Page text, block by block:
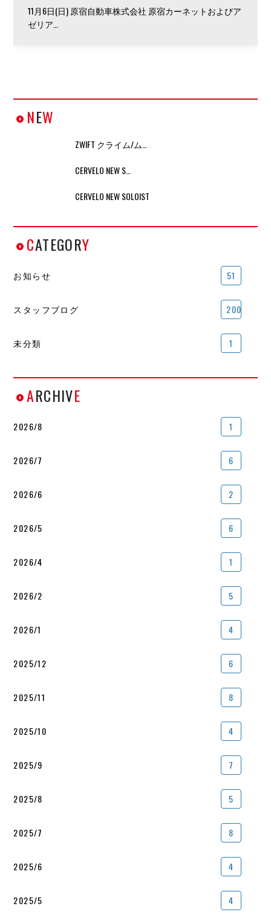
11月6日(日) 原宿自動車株式会社 原宿カーネットおよびア
ゼリア…
NEW
ZWIFT クライム/ム…
CERVELO NEW S…
CERVELO NEW SOLOIST
CATEGORY
お知らせ 51
スタッフブログ 200
未分類 1
ARCHIVE
2026/8 1
2026/7 6
2026/6 2
2026/5 6
2026/4 1
2026/2 5
2026/1 4
2025/12 6
2025/11 8
2025/10 4
2025/9 7
2025/8 5
2025/7 8
2025/6 4
2025/5 4